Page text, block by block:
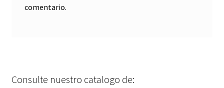
comentario.
Consulte nuestro catalogo de: